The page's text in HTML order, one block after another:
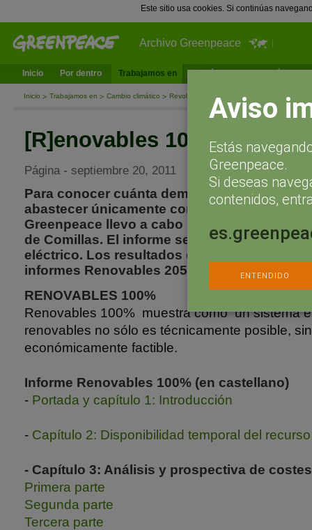
Este sitio usa cookies. Si continúas
Archivo Greenpeace
Inicio Por dentro Trabajamos en ¿Qué puedes hacer tú?
Inicio Trabajamos en Cambio climático Revolución Energética [R]enovables
[R]enovables 100%
Página - septiembre 20, 2011
Para conocer cuánta demanda energética
abastecer únicamente con renovables y si
Greenpeace llevo a cabo un proyecto con el
de Comillas. El informe se centró en el
eléctrico. Los resultados del proyecto se
informes Renovables 2050 y Renovables
RENOVABLES 100%
Renovables 100% muestra cómo un sistema
renovables no sólo es técnicamente posible,
económicamente factible.
Informe Renovables 100% (en castellano)
- Portada y capítulo 1: Introducción
- Capítulo 2: Disponibilidad temporal del recurso
- Capítulo 3: Análisis y prospectiva de costes
Primera parte
Segunda parte
Tercera parte
Aviso
Estás
Greenpeace.
Si deseas
contenidos,
ENTENDIDO